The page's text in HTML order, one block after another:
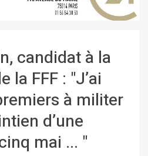
candidat à la
la FFF : "J’ai
à militer
d’une
mai ... "